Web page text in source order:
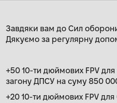
Завдяки вам до Сил
Дякуємо за регулярну
+50 10-ти дюймових FPV
загону ДПСУ на суму 850
+20 10-ти дюймових FPV для